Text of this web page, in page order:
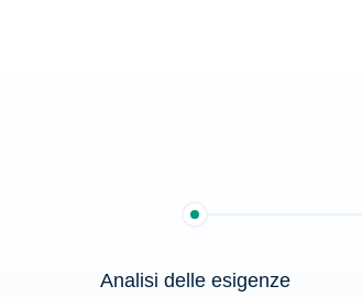
Analisi delle esigenze